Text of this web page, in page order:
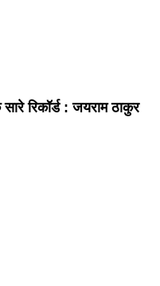
रिकॉर्ड : जयराम ठाकुर